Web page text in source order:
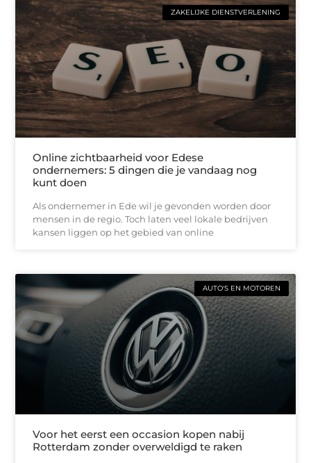
ZAKELIJKE DIENSTVERLENING
Online zichtbaarheid voor Edese
ondernemers: 5 dingen die je vandaag nog
kunt doen
Als ondernemer in Ede wil je gevonden worden door
mensen in de regio. Toch laten veel lokale bedrijven
kansen liggen op het gebied van online
AUTO'S EN MOTOREN
Voor het eerst een occasion kopen nabij
Rotterdam zonder overweldigd te raken